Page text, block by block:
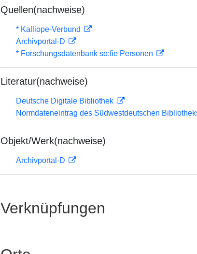
Quellen(nachweise)
* Kalliope-Verbund
Archivportal-D
* Forschungsdatenbank so:fie Personen
Literatur(nachweise)
Deutsche Digitale Bibliothek
Normdateneintrag des Südwestdeutschen
Objekt/Werk(nachweise)
Archivportal-D
Verknüpfungen